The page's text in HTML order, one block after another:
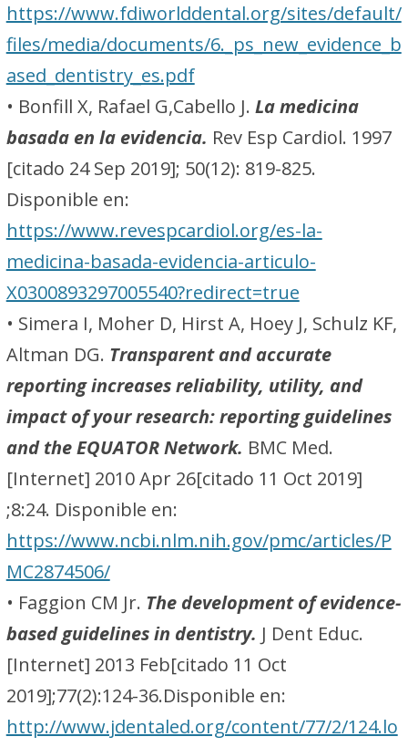
https://www.fdiworlddental.org/sites/default/
files/media/documents/6._ps_new_evidence_b
ased_dentistry_es.pdf
• Bonfill X, Rafael G,Cabello J. La medicina
basada en la evidencia. Rev Esp Cardiol. 1997
[citado 24 Sep 2019]; 50(12): 819-825.
Disponible en:
https://www.revespcardiol.org/es-la-
medicina-basada-evidencia-articulo-
X0300893297005540?redirect=true
• Simera I, Moher D, Hirst A, Hoey J, Schulz KF,
Altman DG. Transparent and accurate
reporting increases reliability, utility, and
impact of your research: reporting guidelines
and the EQUATOR Network. BMC Med.
[Internet] 2010 Apr 26[citado 11 Oct 2019]
;8:24. Disponible en:
https://www.ncbi.nlm.nih.gov/pmc/articles/P
MC2874506/
• Faggion CM Jr. The development of evidence-
based guidelines in dentistry. J Dent Educ.
[Internet] 2013 Feb[citado 11 Oct
2019];77(2):124-36.Disponible en:
http://www.jdentaled.org/content/77/2/124.lo